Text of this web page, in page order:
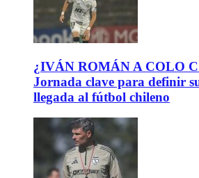
¿IVÁN ROMÁN A COLO
Jornada clave para definir
llegada al fútbol chileno